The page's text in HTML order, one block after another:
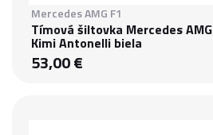
Mercedes AMG F1
Tímová šiltovka Mercedes AMG
Kimi Antonelli biela
53,00 €